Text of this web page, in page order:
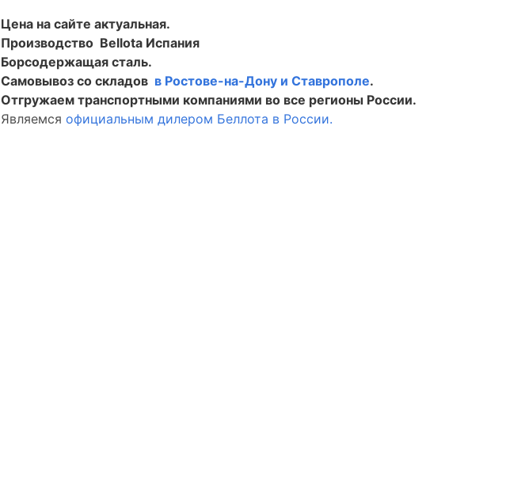
Цена на сайте актуальная.
Производство Bellota Испания
Борсодержащая сталь.
Самовывоз со складов в Ростове-на-Дону и Ставрополе.
Отгружаем транспортными компаниями во все регионы России.
Являемся официальным дилером Беллота в России.